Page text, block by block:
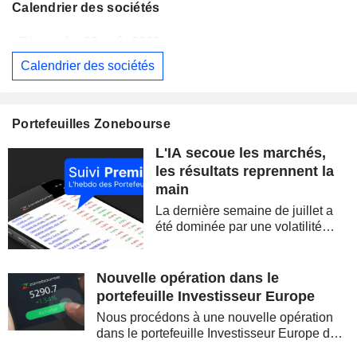
Calendrier des sociétés
WESTPAC BANKING CORPORATION
SIMON PROPERTY GROUP, INC.
FERGUSON ENTERPRISES INC. Publication des résultats - Q2 2026 12:45
ROCKET LAB CORPORATION
MOORE THREADS TECHNOLOGY CO., LTD. Publication des résultats - Q2 2026
AMRIZE AG
JBS N.V. Publication des résultats - Q2 2026
GEA GROUP AG
Dimanche 09 août 2026
Calendrier des sociétés
Portefeuilles Zonebourse
L'IA secoue les marchés,
les résultats reprennent la
main
La dernière semaine de juillet a
été dominée par une volatilité
semi-conducteurs. Les
inquiétudes sur la soutenabilité
Nouvelle opération dans le
portefeuille Investisseur Europe
Nous procédons à une nouvelle opération
dans le portefeuille Investisseur Europe de